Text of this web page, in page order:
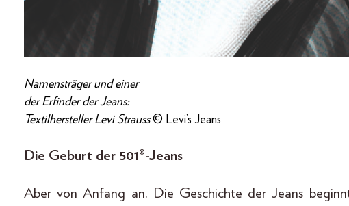
Namensträger und einer
der Erfinder der Jeans:
Textilhersteller Levi Strauss© Levi’s Jeans
Die Geburt der 501®-Jeans
Aber von Anfang an. Die Geschichte der Jeans